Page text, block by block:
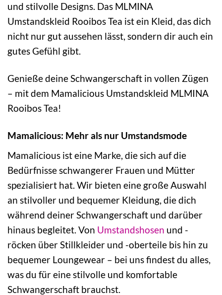
und stilvolle Designs. Das MLMINA
Umstandskleid Rooibos Tea ist ein Kleid, das dich
nicht nur gut aussehen lässt, sondern dir auch ein
gutes Gefühl gibt.
Genieße deine Schwangerschaft in vollen Zügen
– mit dem Mamalicious Umstandskleid MLMINA
Rooibos Tea!
Mamalicious: Mehr als nur Umstandsmode
Mamalicious ist eine Marke, die sich auf die
Bedürfnisse schwangerer Frauen und Mütter
spezialisiert hat. Wir bieten eine große Auswahl
an stilvoller und bequemer Kleidung, die dich
während deiner Schwangerschaft und darüber
hinaus begleitet. Von Umstandshosen und -
röcken über Stillkleider und -oberteile bis hin zu
bequemer Loungewear – bei uns findest du alles,
was du für eine stilvolle und komfortable
Schwangerschaft brauchst.